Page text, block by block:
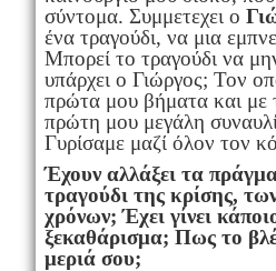
σύντομα. Συμμετεχει ο
ένα τραγούδι, να μια
Μπορεί το τραγούδι να
υπάρχει ο Γιώργος; Τον
πρώτα μου βήματα και με
πρώτη μου μεγάλη
Γυρίσαμε μαζί όλον τον
Έχουν αλλάξει τα
τραγούδι της κρίσης,
χρόνων; Έχει γίνει
ξεκαθάρισμα; Πως το
μεριά σου;